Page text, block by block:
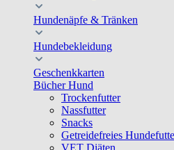
Hundenäpfe & Tränken
Hundebekleidung
Geschenkkarten
Bücher Hund
Trockenfutter
Nassfutter
Snacks
Getreidefreies
VET Diäten